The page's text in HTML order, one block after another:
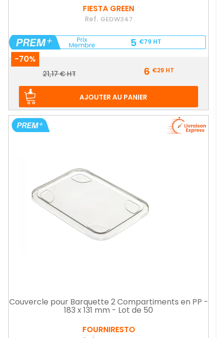
FIESTA GREEN
Ref. GEDW347
5 €79 HT
-70%
Prix
Prix
21,17 € HT 6 €29 HT
AJOUTER AU PANIER
Couvercle pour Barquette 2 Compartiments en PP -
183 x 131 mm - Lot de 50
FOURNIRESTO